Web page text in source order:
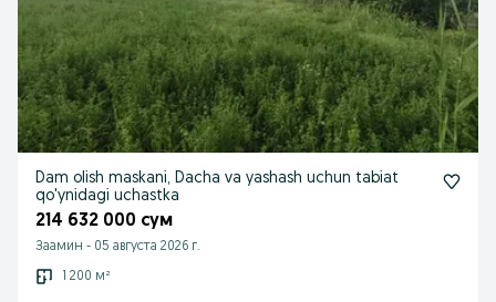
Dam olish maskani, Dacha va yashash uchun tabiat
qo'ynidagi uchastka
214 632 000 сум
Заамин - 05 августа 2026 г.
1 200 м²